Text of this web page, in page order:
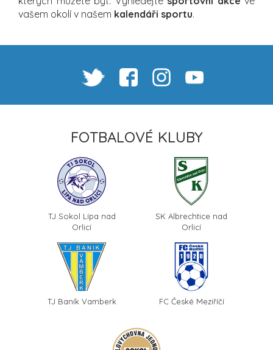
vašem okolí v našem kalendáři sportu.
FOTBALOVÉ KLUBY
TJ Sokol Lípa nad
Orlicí
SK Albrechtice nad
Orlicí
TJ Baník Vamberk FC České Meziříčí